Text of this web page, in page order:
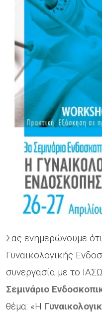
Σας ενημερώνουμε
Γυναικολογικής
συνεργασία με το
Σεμινάριο
θέμα: «Η